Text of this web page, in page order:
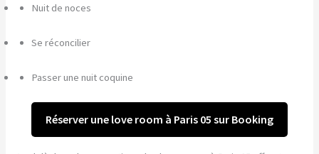
Nuit de noces
Se réconcilier
Passer une nuit coquine
Réserver une love room à Paris 05 sur Booking